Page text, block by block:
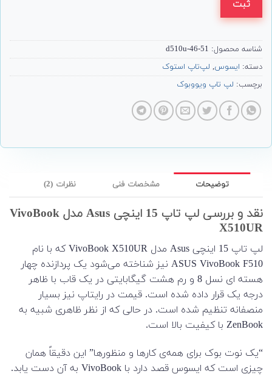
ثبت
شناسه محصول: d510u-46-51
دسته: ایسوس, لپ‌تاپ استوک
برچسب: لپ تاپ ویووبوک
توضیحات مشخصات فنی نظرات (2)
نقد و بررسی لپ تاپ 15 اینچی Asus مدل VivoBook
X510UR
لپ تاپ 15 اینچی Asus مدل VivoBook X510UR که با نام
ASUS VivoBook F510 نیز شناخته می‌شود یک پردازنده چهار
هسته ای نسل 8 و رم هشت گیگابایتی در یک قاب با ظاهر
درجه یک قرار داده شده است. قیمت در رایتاپ نیز بسیار
منصفانه تنظیم شده است. در حالی که از نظر ظاهری شبیه به
ZenBook با کیفیت بالا است.
“یک نوت بوک برای همه‌ی کارها و منظورها” این دقیقاً همان
چیزی است که ایسوس قصد دارد با VivoBook به آن دست یابد.